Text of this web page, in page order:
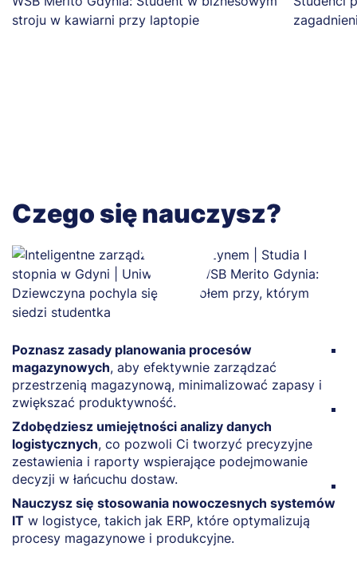
Czego się nauczysz?
Poznasz zasady planowania procesów
magazynowych, aby efektywnie zarządzać
przestrzenią magazynową, minimalizować zapasy i
zwiększać produktywność.
Zdobędziesz umiejętności analizy danych
logistycznych, co pozwoli Ci tworzyć precyzyjne
zestawienia i raporty wspierające podejmowanie
decyzji w łańcuchu dostaw.
Nauczysz się stosowania nowoczesnych systemów
IT w logistyce, takich jak ERP, które optymalizują
procesy magazynowe i produkcyjne.